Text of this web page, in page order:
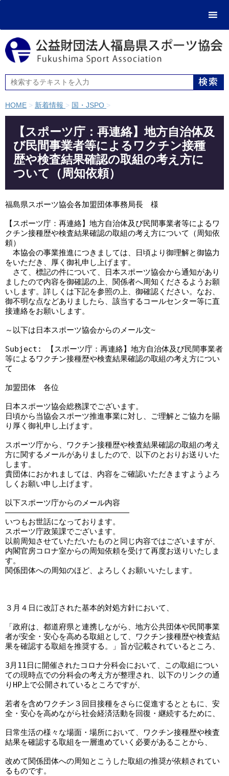
HOME > 新着情報 > 国・JSPO >
【スポーツ庁：再連絡】地方自治体及
び民間事業者等によるワクチン接種
歴や検査結果確認の取組の考え方に
ついて（周知依頼）
福島県スポーツ協会各加盟団体事務局長　様
【スポーツ庁：再連絡】地方自治体及び民間事業者等によるワ
クチン接種歴や検査結果確認の取組の考え方について（周知依
頼）
本協会の事業推進につきましては、日頃より御理解と御協力
をいただき、厚く御礼申し上げます。
さて、標記の件について、日本スポーツ協会から通知があり
ましたので内容を御確認の上、関係者へ周知くださるようお願
いします。詳しくは下記を参照の上、御確認ください。なお、
御不明な点などありましたら、該当するコールセンター等に直
接連絡をお願いします。
～以下は日本スポーツ協会からのメール文~
Subject: 【スポーツ庁：再連絡】地方自治体及び民間事業者
等によるワクチン接種歴や検査結果確認の取組の考え方につい
て
加盟団体　各位
日本スポーツ協会総務課でございます。
日頃から当協会スポーツ推進事業に対し、ご理解とご協力を賜
り厚く御礼申し上げます。
スポーツ庁から、ワクチン接種歴や検査結果確認の取組の考え
方に関するメールがありましたので、以下のとおりお送りいた
します。
貴団体におかれましては、内容をご確認いただきますようよろ
しくお願い申し上げます。
以下スポーツ庁からのメール内容
―――――――――――――――――――――――――――
いつもお世話になっております。
スポーツ庁政策課でございます。
以前周知させていただいたものと同じ内容ではございますが、
内閣官房コロナ室からの周知依頼を受けて再度お送りいたしま
す。
関係団体への周知のほど、よろしくお願いいたします。
３月４日に改訂された基本的対処方針において、
「政府は、都道府県と連携しながら、地方公共団体や⺠間事業
者が安全・安心を高める取組として、ワクチン接種歴や検査結
果を確認する取組を推奨する。」旨が記載されているところ、
3月11日に開催されたコロナ分科会において、この取組につい
ての現時点での分科会の考え方が整理され、以下のリンクの通
りHP上で公開されているところですが、
若者を含めワクチン３回目接種をさらに促進するとともに、安
全・安心を高めながら社会経済活動を回復・継続するために、
日常生活の様々な場面・場所において、ワクチン接種歴や検査
結果を確認する取組を一層進めていく必要があることから、
改めて関係団体への周知とこうした取組の推奨が依頼されてい
るものです。